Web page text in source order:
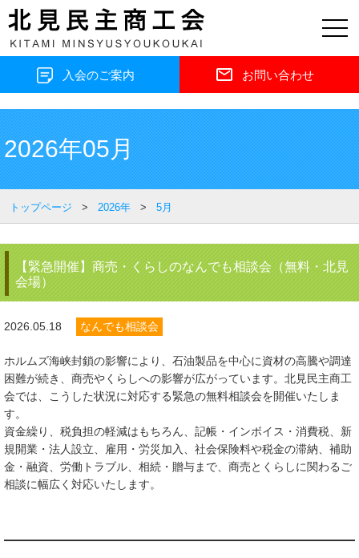
入会のご案内 お問い合わせ
2026年05月
トップページ > 2026年 > 5月
【緊急開催】商売・くらしのなんでも相談会（無料・北見
会場）
2026.05.18 なんでも相談会
ホルムズ海峡封鎖の影響により、石油製品を中心に資材の高騰や調達
困難が続き、商売やくらしへの影響が広がっています。北見民主商工
会では、こうした状況に対応する緊急の無料相談会を開催いたしま
す。
資金繰り、税負担の軽減はもちろん、記帳・インボイス・消費税、新
規開業・法人設立、雇用・労災加入、社会保険料や税金の滞納、補助
金・融資、労働トラブル、相続・贈与まで、商売とくらしに関わるご
相談に幅広く対応いたします。